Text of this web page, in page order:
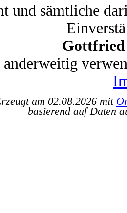
und sämtliche
Gottfried
am 02.08.2026 mit
basierend auf Daten